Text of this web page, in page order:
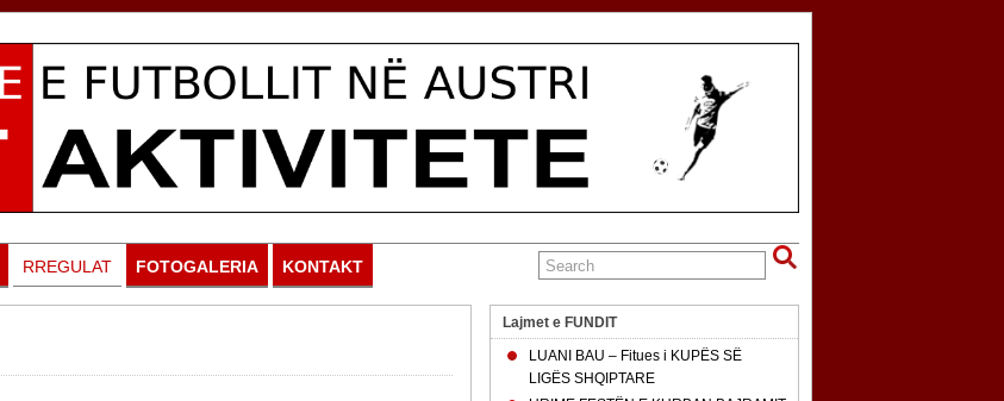
RREGULAT FOTOGALERIA KONTAKT
Lajmet e FUNDIT
LUANI BAU – Fitues i KUPËS SË
LIGËS SHQIPTARE